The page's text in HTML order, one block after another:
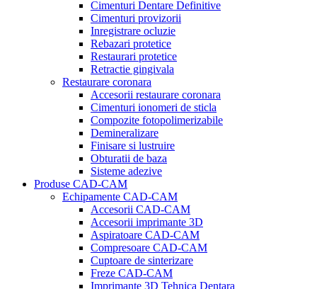
Cimenturi Dentare Definitive
Cimenturi provizorii
Inregistrare ocluzie
Rebazari protetice
Restaurari protetice
Retractie gingivala
Restaurare coronara
Accesorii restaurare coronara
Cimenturi ionomeri de sticla
Compozite fotopolimerizabile
Demineralizare
Finisare si lustruire
Obturatii de baza
Sisteme adezive
Produse CAD-CAM
Echipamente CAD-CAM
Accesorii CAD-CAM
Accesorii imprimante 3D
Aspiratoare CAD-CAM
Compresoare CAD-CAM
Cuptoare de sinterizare
Freze CAD-CAM
Imprimante 3D Tehnica Dentara